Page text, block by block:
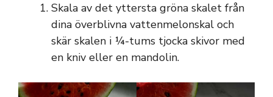
Skala av det yttersta gröna skalet från
dina överblivna vattenmelonskal och
skär skalen i ¼-tums tjocka skivor med
en kniv eller en mandolin.